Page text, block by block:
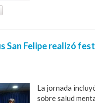
San Felipe realizó
La jornada
sobre salud